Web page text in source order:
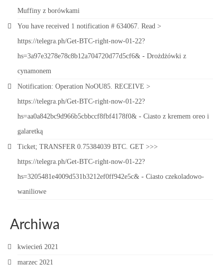
Muffiny z borówkami
You have received 1 notification # 634067. Read >
https://telegra.ph/Get-BTC-right-now-01-22?
hs=3a97e3278e78c8b12a704720d77d5cf6& - Drożdżówki z
cynamonem
Notification: Operation NoOU85. RECEIVE >
https://telegra.ph/Get-BTC-right-now-01-22?
hs=aa0a842bc9d966b5cbbccf8fbf4178f0& - Ciasto z kremem oreo i
galaretką
Ticket; TRANSFER 0.75384039 BTC. GET >>>
https://telegra.ph/Get-BTC-right-now-01-22?
hs=3205481e4009d531b3212ef0ff942e5c& - Ciasto czekoladowo-
waniliowe
Archiwa
kwiecień 2021
marzec 2021